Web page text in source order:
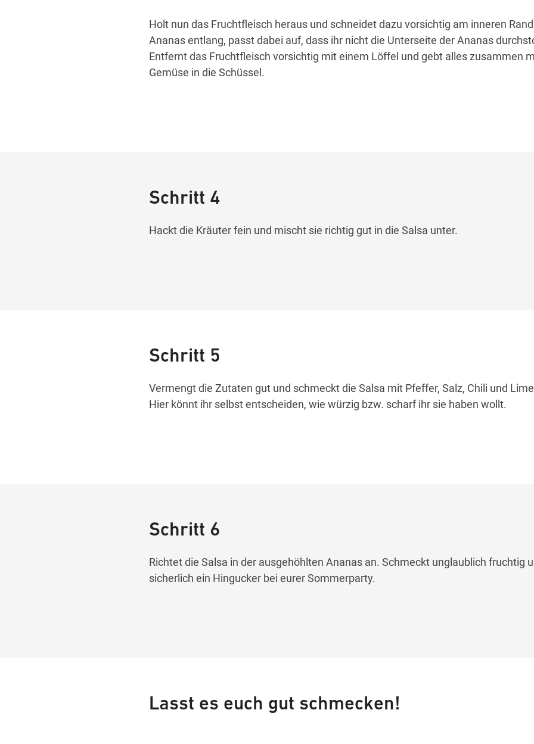
Holt nun das Fruchtfleisch heraus und schneidet dazu vorsichtig am inneren
Ananas entlang, passt dabei auf, dass ihr nicht die Unterseite der Ananas
Entfernt das Fruchtfleisch vorsichtig mit einem Löffel und gebt alles zusammen
Gemüse in die Schüssel.
Schritt 4
Hackt die Kräuter fein und mischt sie richtig gut in die Salsa unter.
Schritt 5
Vermengt die Zutaten gut und schmeckt die Salsa mit Pfeffer, Salz, Chili und
Hier könnt ihr selbst entscheiden, wie würzig bzw. scharf ihr sie haben wollt.
Schritt 6
Richtet die Salsa in der ausgehöhlten Ananas an. Schmeckt unglaublich fruchtig
sicherlich ein Hingucker bei eurer Sommerparty.
Lasst es euch gut schmecken!